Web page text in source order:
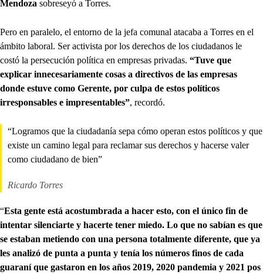
Mendoza sobreseyó a Torres.
Pero en paralelo, el entorno de la jefa comunal atacaba a Torres en el
ámbito laboral. Ser activista por los derechos de los ciudadanos le
costó la persecución política en empresas privadas. “Tuve que
explicar innecesariamente cosas a directivos de las empresas
donde estuve como Gerente, por culpa de estos políticos
irresponsables e impresentables”, recordó.
“Logramos que la ciudadanía sepa cómo operan estos políticos y que
existe un camino legal para reclamar sus derechos y hacerse valer
como ciudadano de bien”
Ricardo Torres
“Esta gente está acostumbrada a hacer esto, con el único fin de
intentar silenciarte y hacerte tener miedo. Lo que no sabían es que
se estaban metiendo con una persona totalmente diferente, que ya
les analizó de punta a punta y tenía los números finos de cada
guaraní que gastaron en los años 2019, 2020 pandemia y 2021 pos